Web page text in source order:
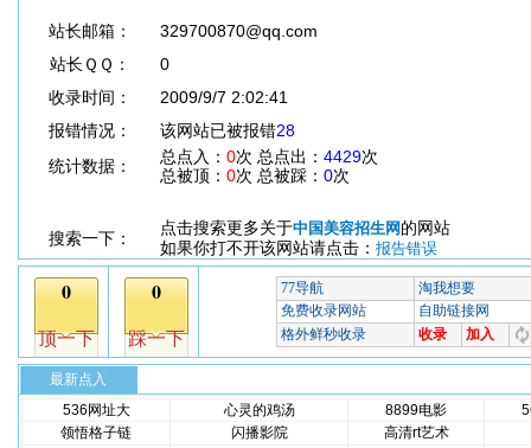
站长邮箱：
329700870@qq.com
站长ＱＱ：
0
收录时间：
2009/9/7 2:02:41
报错情况：
该网站已被报错28
统计数据：
总点入： 0次 总点出： 4429次
总被顶： 0次 总被踩： 0次
搜索一下：
点击搜索更多关于中国美容招生网 的网站
如果你打不开该网站请点击： 报告错误
最新点入
536网址大
心灵的鸡汤 8899电影
领悟格子链
闪播影院
高清rt艺术